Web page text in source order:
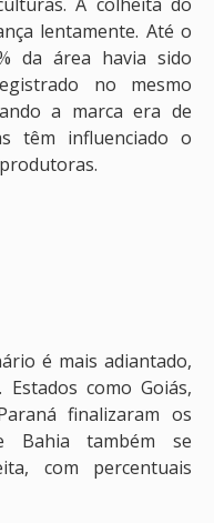
lentamente. Até o
da área havia sido
no mesmo
a marca era de
têm influenciado o
é mais adiantado,
como Goiás,
finalizaram os
Bahia também se
com percentuais